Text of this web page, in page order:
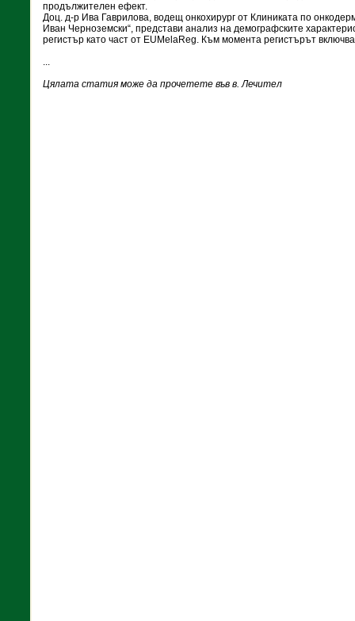
продължителен ефект.
Доц. д-р Ива Гаврилова, водещ онкохирург от Клиниката по
Иван Черноземски“, представи анализ на демографските
регистър като част от EUMelaReg. Към момента регистърът
...
Цялата статия може да прочетете във в. Лечител